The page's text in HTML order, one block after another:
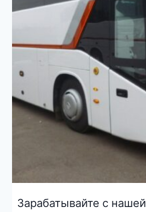
Зарабатывайте с нашей